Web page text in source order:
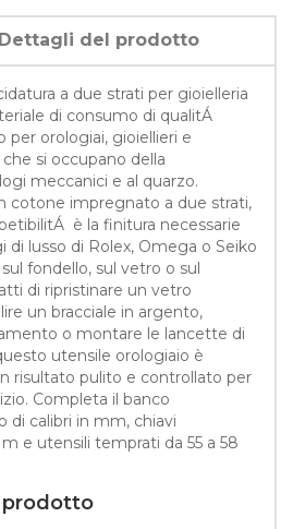
Dettagli del prodotto
a due strati per gioielleria
di consumo di qualitÁ
per orologiai, gioiellieri e
si occupano della
meccanici e al quarzo.
cotone impregnato a due strati,
è la finitura necessarie
di lusso di Rolex, Omega o Seiko
fondello, sul vetro o sul
di ripristinare un vetro
un bracciale in argento,
o montare le lancette di
utensile orologiaio è
risultato pulito e controllato per
Completa il banco
di calibri in mm, chiavi
e utensili temprati da 55 a 58
prodotto